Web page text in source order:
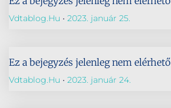
Vdtablog.hu 2023. január 25.
Ez a bejegyzés jelenleg nem elérhető
Vdtablog.hu 2023. január 24.